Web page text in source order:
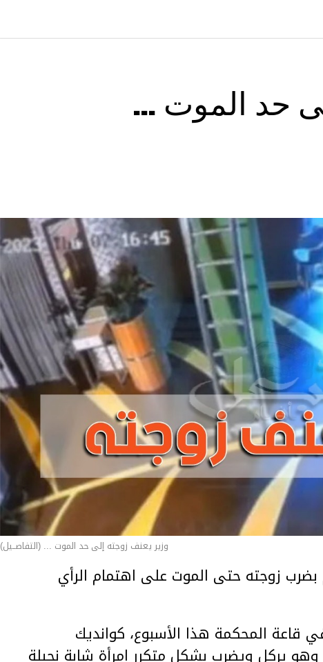
حد الموت …
وزير يعنف زوجته إلى حد الموت ... (التفاصــيل)
زوجته حتى الموت على اهتمام الرأي
المحكمة هذا الأسبوع، كوانديك
وهو يركل ويضرب بشكل متكرر امرأة شابة نحيلة